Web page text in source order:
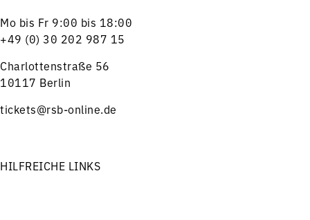
Mo bis Fr 9:00 bis 18:00
+49 (0) 30 202 987 15
Charlottenstraße 56
10117 Berlin
tickets@rsb-online.de
HILFREICHE LINKS